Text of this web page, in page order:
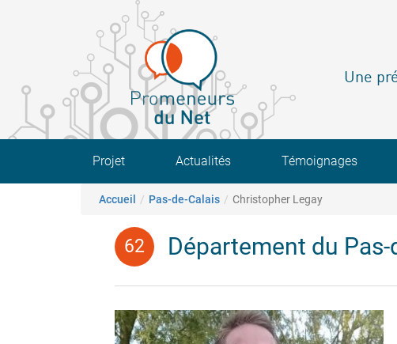
Une
Main navigation
Projet Actualités Témoignages
Fil d'Ariane
Accueil Pas-de-Calais Christopher Legay
Département du Pas-